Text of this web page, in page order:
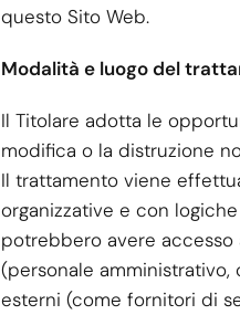
questo Sito Web.
Modalità e luogo del
Il Titolare adotta le
modifica o la distruzione
Il trattamento viene
organizzative e con
potrebbero avere accesso
(personale amministrativo,
esterni (come fornitori di